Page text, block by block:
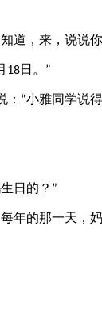
道，来，说说
18日。 ”
“小雅同学说
日的？ ”
年的那一天，